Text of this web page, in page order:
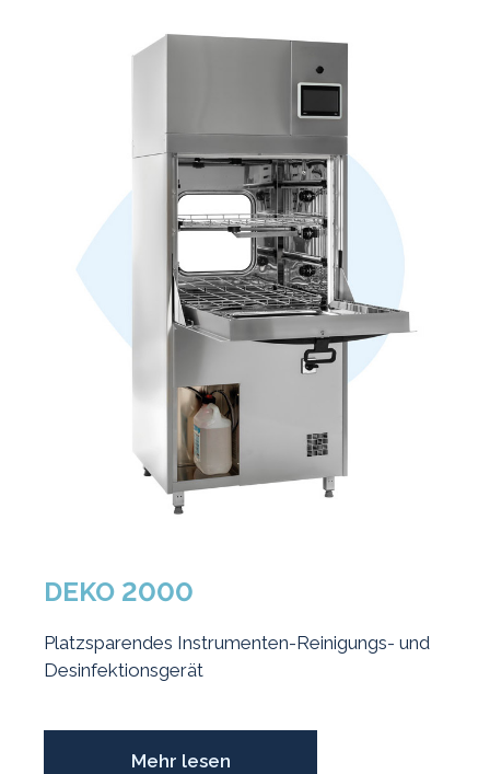
DEKO 2000
Platzsparendes Instrumenten-Reinigungs- und
Desinfektionsgerät
Mehr lesen